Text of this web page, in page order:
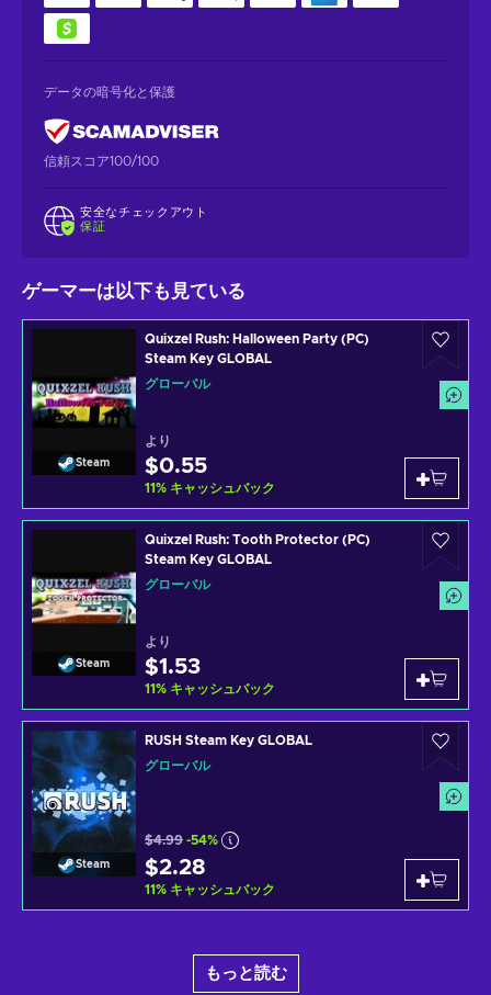
データの暗号化と保護
信頼スコア100/100
安全なチェックアウト
保証
ゲーマーは以下も見ている
Steam
Quixzel Rush: Halloween Party (PC)
Steam Key GLOBAL
グローバル
より
$0.55
11% キャッシュバック
Steam
Quixzel Rush: Tooth Protector (PC)
Steam Key GLOBAL
グローバル
より
$1.53
11% キャッシュバック
Steam
RUSH Steam Key GLOBAL
グローバル
$4.99 -54%
$2.28
11% キャッシュバック
もっと読む